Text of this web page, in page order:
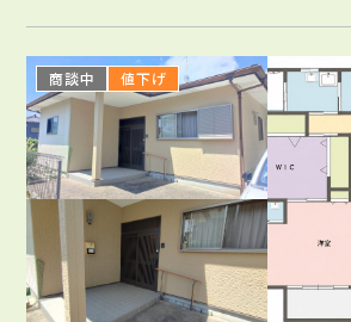
商談中 値下げ